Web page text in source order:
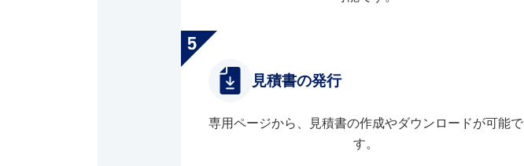
見積書の発行
専用ページから、見積書の作成やダウンロードが可能で
す。